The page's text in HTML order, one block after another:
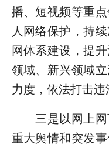
播、短视频等重
人网络保护，持
网体系建设，提
领域、新兴领域
力度，依法打击违
三是以网上网
重大舆情和突发